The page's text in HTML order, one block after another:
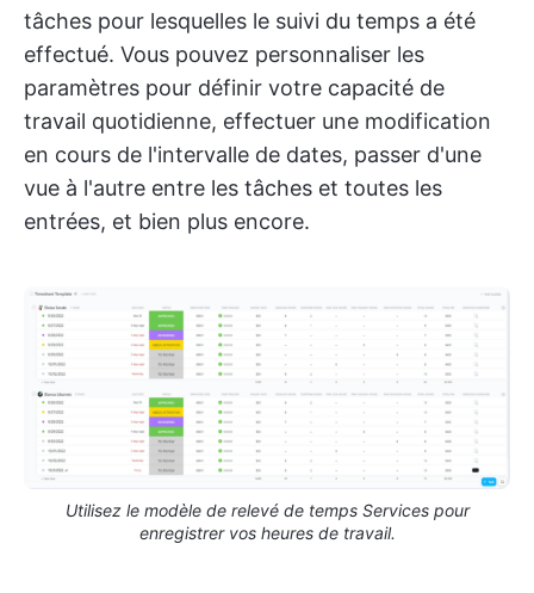
tâches pour lesquelles le suivi du temps a été
effectué. Vous pouvez personnaliser les
paramètres pour définir votre capacité de
travail quotidienne, effectuer une modification
en cours de l'intervalle de dates, passer d'une
vue à l'autre entre les tâches et toutes les
entrées, et bien plus encore.
Utilisez le modèle de relevé de temps Services pour
enregistrer vos heures de travail.